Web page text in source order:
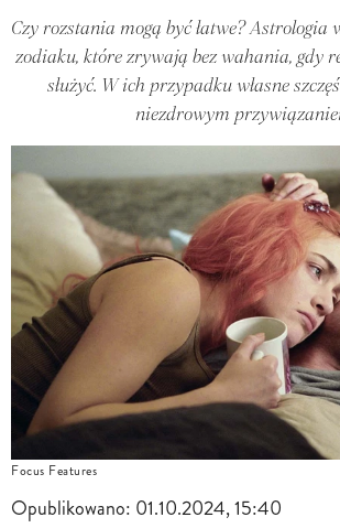
Czy rozstania mogą być łatwe? Astrologia
zodiaku, które zrywają bez wahania, gdy
służyć. W ich przypadku własne
niezdrowym
Focus Features
Opublikowano: 01.10.2024, 15:40